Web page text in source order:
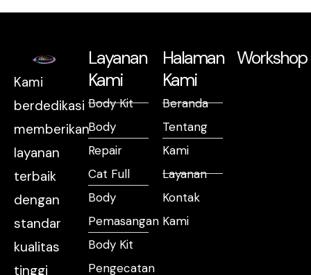
Kami
berdedikasi
memberikan
layanan
terbaik
dengan
standar
kualitas
tinggi
Layanan
Kami
Body Kit
Body
Repair
Cat Full
Body
Pemasangan
Body Kit
Pengecatan
Halaman
Kami
Beranda
Tentang
Kami
Layanan
Kontak
Kami
Workshop